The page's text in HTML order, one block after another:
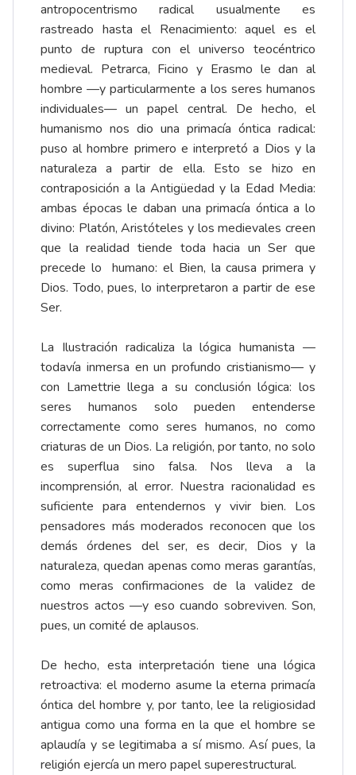
antropocentrismo radical usualmente es
rastreado hasta el Renacimiento: aquel es el
punto de ruptura con el universo teocéntrico
medieval. Petrarca, Ficino y Erasmo le dan al
hombre —y particularmente a los seres humanos
individuales— un papel central. De hecho, el
humanismo nos dio una primacía óntica radical:
puso al hombre primero e interpretó a Dios y la
naturaleza a partir de ella. Esto se hizo en
contraposición a la Antigüedad y la Edad Media:
ambas épocas le daban una primacía óntica a lo
divino: Platón, Aristóteles y los medievales creen
que la realidad tiende toda hacia un Ser que
precede lo humano: el Bien, la causa primera y
Dios. Todo, pues, lo interpretaron a partir de ese
Ser.
La Ilustración radicaliza la lógica humanista —
todavía inmersa en un profundo cristianismo— y
con Lamettrie llega a su conclusión lógica: los
seres humanos solo pueden entenderse
correctamente como seres humanos, no como
criaturas de un Dios. La religión, por tanto, no solo
es superflua sino falsa. Nos lleva a la
incomprensión, al error. Nuestra racionalidad es
suficiente para entendernos y vivir bien. Los
pensadores más moderados reconocen que los
demás órdenes del ser, es decir, Dios y la
naturaleza, quedan apenas como meras garantías,
como meras confirmaciones de la validez de
nuestros actos —y eso cuando sobreviven. Son,
pues, un comité de aplausos.
De hecho, esta interpretación tiene una lógica
retroactiva: el moderno asume la eterna primacía
óntica del hombre y, por tanto, lee la religiosidad
antigua como una forma en la que el hombre se
aplaudía y se legitimaba a sí mismo. Así pues, la
religión ejercía un mero papel superestructural.